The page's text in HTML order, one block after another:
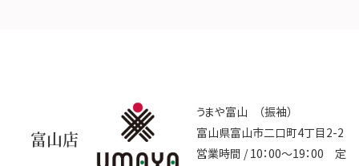
富山店
うまや富山 （振袖）
富山県富山市二口町4丁目2-2
営業時間 / 10：00～19：00 定